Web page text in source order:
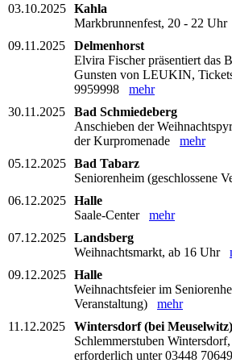
03.10.2025 Kahla
Markbrunnenfest, 20 - 22 Uhr
09.11.2025
Delmenhorst
Elvira Fischer präsentiert das
Gunsten von LEUKIN,
9959998 mehr
30.11.2025
Bad Schmiedeberg
Anschieben der
der Kurpromenade mehr
05.12.2025 Bad Tabarz
Seniorenheim (geschlossene
06.12.2025 Halle
Saale-Center mehr
07.12.2025 Landsberg
Weihnachtsmarkt, ab 16 Uhr
09.12.2025 Halle
Weihnachtsfeier im
Veranstaltung) mehr
11.12.2025
Wintersdorf (bei Meuselwitz)
Schlemmerstuben
erforderlich unter 03448